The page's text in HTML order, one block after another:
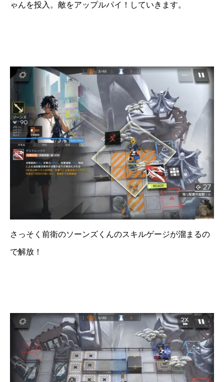
ゃんを投入。敵をアップルパイ！していきます。
さっそく前衛のソーンズくんのスキルゲージが溜まるの
で解放！